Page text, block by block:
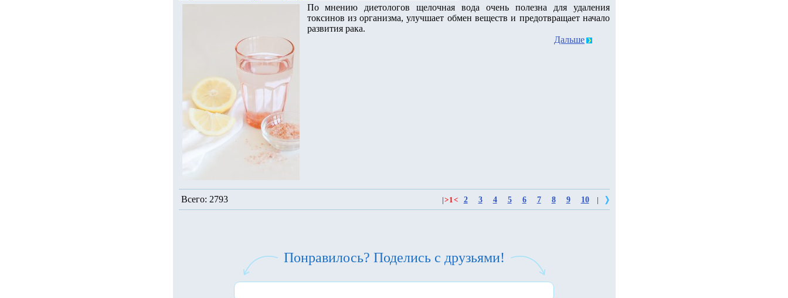
По мнению диетологов щелочная вода очень полезна для удаления
токсинов из организма, улучшает обмен веществ и предотвращает начало
развития рака.
Дальше
Всего: 2793 >1< 2 3 4 5 6 7 8 9 10
Понравилось? Поделись с друзьями!